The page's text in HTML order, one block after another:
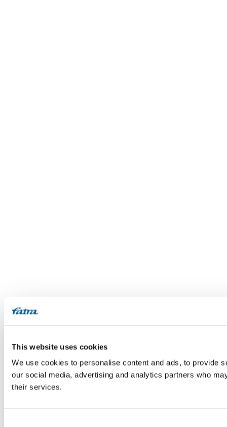
This website uses cookies
We use cookies to personalise content and ads, to provide
our social media, advertising and analytics partners who
their services.